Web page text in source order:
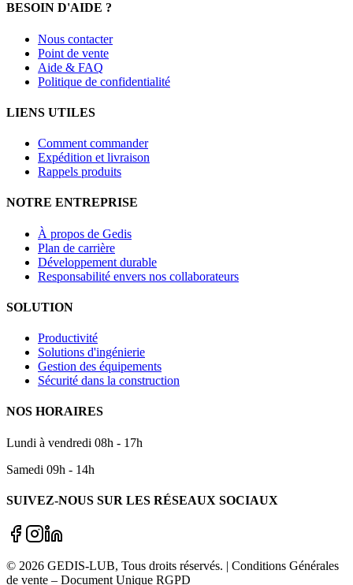
BESOIN D'AIDE ?
Nous contacter
Point de vente
Aide & FAQ
Politique de confidentialité
LIENS UTILES
Comment commander
Expédition et livraison
Rappels produits
NOTRE ENTREPRISE
À propos de Gedis
Plan de carrière
Développement durable
Responsabilité envers nos collaborateurs
SOLUTION
Productivité
Solutions d'ingénierie
Gestion des équipements
Sécurité dans la construction
NOS HORAIRES
Lundi à vendredi 08h - 17h
Samedi 09h - 14h
SUIVEZ-NOUS SUR LES RÉSEAUX SOCIAUX
© 2026 GEDIS-LUB, Tous droits réservés. | Conditions Générales
de vente – Document Unique RGPD